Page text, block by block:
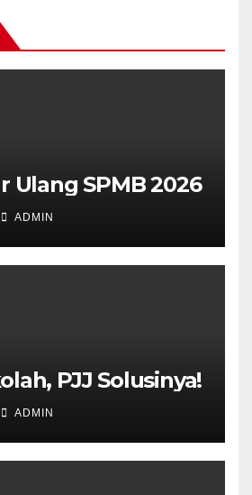
Ulang SPMB 2026
ADMIN
PJJ Solusinya!
ADMIN